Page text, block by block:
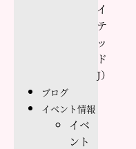
イ
テ
ッ
ド
J）
ブログ
イベント情報
イベ
ント